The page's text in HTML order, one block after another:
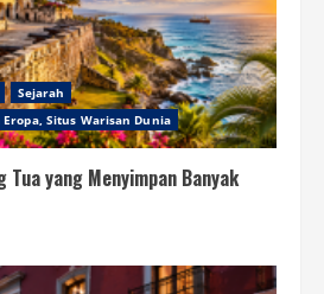
Sejarah
Situs Warisan Dunia
yang Menyimpan Banyak